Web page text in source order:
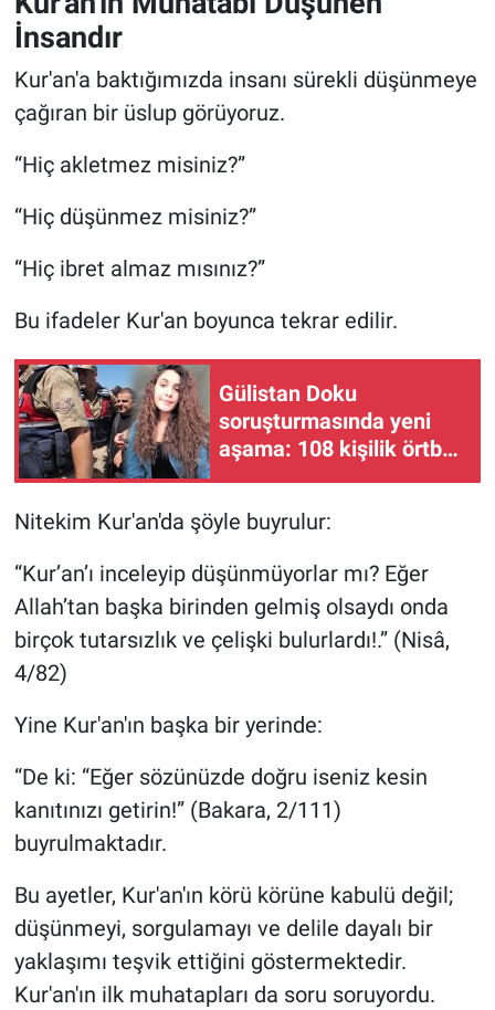
İnsandır
Kur'an'a baktığımızda insanı sürekli düşünmeye
çağıran bir üslup görüyoruz.
“Hiç akletmez misiniz?”
“Hiç düşünmez misiniz?”
“Hiç ibret almaz mısınız?”
Bu ifadeler Kur'an boyunca tekrar edilir.
Gülistan Doku
soruşturmasında yeni
aşama: 108 kişilik örtbas
listesi verdik
Nitekim Kur'an'da şöyle buyrulur:
“Kur’an’ı inceleyip düşünmüyorlar mı? Eğer
Allah’tan başka birinden gelmiş olsaydı onda
birçok tutarsızlık ve çelişki bulurlardı!.” (Nisâ,
4/82)
Yine Kur'an'ın başka bir yerinde:
“De ki: “Eğer sözünüzde doğru iseniz kesin
kanıtınızı getirin!” (Bakara, 2/111)
buyrulmaktadır.
Bu ayetler, Kur'an'ın körü körüne kabulü değil;
düşünmeyi, sorgulamayı ve delile dayalı bir
yaklaşımı teşvik ettiğini göstermektedir.
Kur'an'ın ilk muhatapları da soru soruyordu.